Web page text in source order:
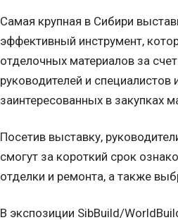
Самая крупная в Сибири
эффективный инструмент,
отделочных материалов за
руководителей и
заинтересованных в закупках
Посетив выставку,
смогут за короткий срок
отделки и ремонта, а также
В экспозиции SibBuild/